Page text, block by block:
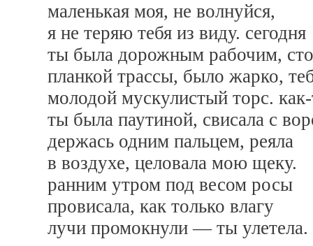
маленькая моя, не волнуйся,
я не теряю тебя из виду. сегодня
ты была дорожным рабочим,
планкой трассы, было жарко,
молодой мускулистый торс.
ты была паутиной, свисала с
держась одним пальцем, реяла
в воздухе, целовала мою щеку.
ранним утром под весом росы
провисала, как только влагу
лучи промокнули — ты улетела.